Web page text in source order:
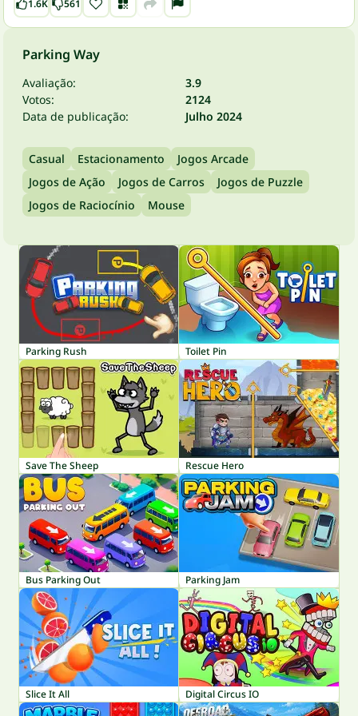
1.6K 561
Parking Way
Avaliação:
3.9
Votos:
2124
Data de publicação:
Julho 2024
Casual Estacionamento
Jogos Arcade
Jogos de Ação
Jogos de Carros
Jogos de Puzzle
Jogos de Raciocínio
Mouse
Parking Rush Toilet Pin
Save The Sheep Rescue Hero
Bus Parking Out Parking Jam
Slice It All Digital Circus IO